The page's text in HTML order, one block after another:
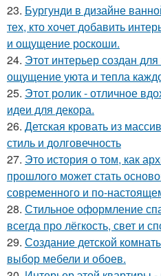
23. Бургунди в дизайне
тех, кто хочет добавить
и ощущение роскоши.
24. Этот интерьер создан
ощущение уюта и тепла
25. Этот ролик - отличное
идеи для декора.
26. Детская кровать из
стиль и долговечность
27. Это история о том, как
прошлого может стать
современного и по-
28. Стильное оформление
всегда про лёгкость, свет и
29. Создание детской
выбор мебели и обоев.